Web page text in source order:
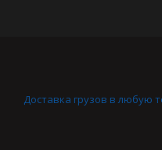
Доставка грузов в любую